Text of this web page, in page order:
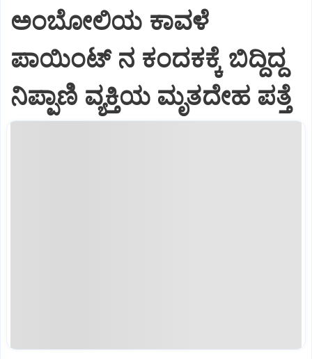
ಅಂಬೋಲಿಯ ಕಾವಳೆ‌
ಪಾಯಿಂಟ್ ನ ಕಂದಕಕ್ಕೆ ಬಿದ್ದಿದ್ದ
ನಿಪ್ಪಾಣಿ ವ್ಯಕ್ತಿಯ ಮೃತದೇಹ ಪತ್ತೆ